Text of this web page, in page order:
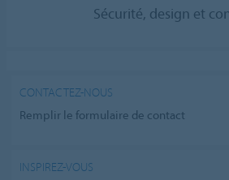
Sécurité, design et
CONTACTEZ-NOUS
Remplir le formulaire de contact
INSPIREZ-VOUS